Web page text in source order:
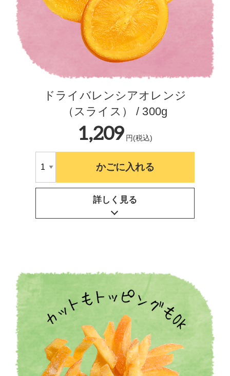
ドライバレンシアオレンジ
（スライス） / 300g
1,209 円(税込)
かごに入れる
詳しく見る